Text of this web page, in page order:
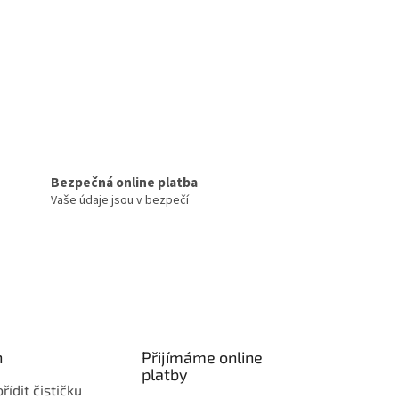
Bezpečná online platba
Vaše údaje jsou v bezpečí
čističku
Přijímáme online
platby